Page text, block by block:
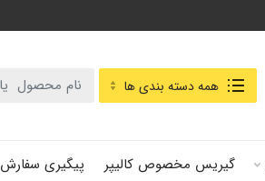
گیریس مخصوص کالیپر پیگیری سفارش
جستجو در:همه دسته بندی ها